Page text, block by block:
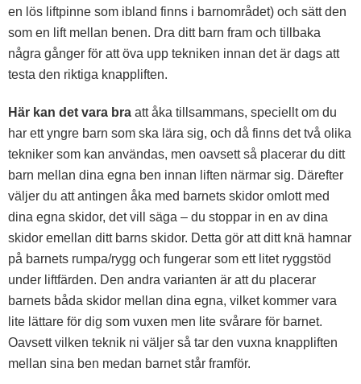
en lös liftpinne som ibland finns i barnområdet) och sätt den
som en lift mellan benen. Dra ditt barn fram och tillbaka
några gånger för att öva upp tekniken innan det är dags att
testa den riktiga knappliften.
Här kan det vara bra att åka tillsammans, speciellt om du
har ett yngre barn som ska lära sig, och då finns det två olika
tekniker som kan användas, men oavsett så placerar du ditt
barn mellan dina egna ben innan liften närmar sig. Därefter
väljer du att antingen åka med barnets skidor omlott med
dina egna skidor, det vill säga – du stoppar in en av dina
skidor emellan ditt barns skidor. Detta gör att ditt knä hamnar
på barnets rumpa/rygg och fungerar som ett litet ryggstöd
under liftfärden. Den andra varianten är att du placerar
barnets båda skidor mellan dina egna, vilket kommer vara
lite lättare för dig som vuxen men lite svårare för barnet.
Oavsett vilken teknik ni väljer så tar den vuxna knappliften
mellan sina ben medan barnet står framför.